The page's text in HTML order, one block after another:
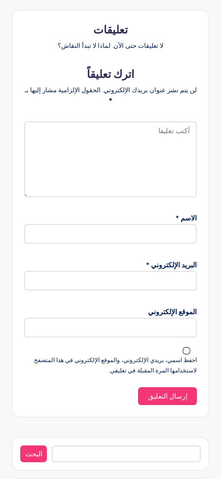
تعليقات
لا تعليقات حتى الآن. لماذا لا تبدأ النقاش؟
اترك تعليقاً
لن يتم نشر عنوان بريدك الإلكتروني. الحقول الإلزامية مشار إليها بـ
*
الاسم *
البريد الإلكتروني *
الموقع الإلكتروني
احفظ اسمي، بريدي الإلكتروني، والموقع الإلكتروني في هذا المتصفح
لاستخدامها المرة المقبلة في تعليقي.
البحث
البحث